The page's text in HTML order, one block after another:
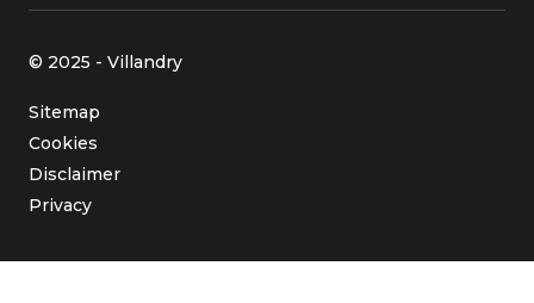
© 2025 - Villandry
Sitemap
Cookies
Disclaimer
Privacy